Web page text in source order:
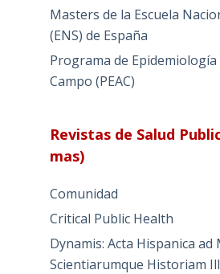
Masters de la Escuela
(ENS) de España
Programa de Epidemiología
Campo (PEAC)
Revistas de Salud
mas)
Comunidad
Critical Public Health
Dynamis: Acta Hispanica ad
Scientiarumque Historiam